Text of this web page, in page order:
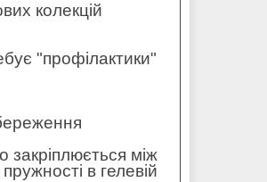
колекцій
"профілактики"
між
в гелевій